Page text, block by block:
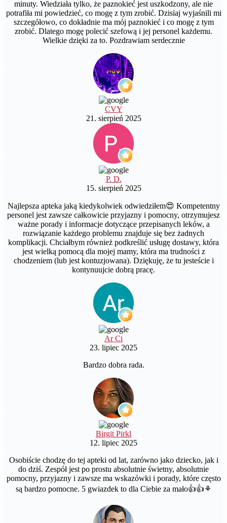
minuty. Wiedziała tylko, że paznokieć jest uszkodzony, ale nie
potrafiła mi powiedzieć, co mogę z tym zrobić. Dzisiaj wyjaśnili mi
szczegółowo, co dokładnie ma mój paznokieć i co mogę z tym
zrobić. Dlatego mogę polecić szefową i jej personel każdemu.
Wielkie dzięki za to. Pozdrawiam serdecznie
CVY
21. sierpień 2025
P. D.
15. sierpień 2025
Najlepsza apteka jaką kiedykolwiek odwiedziłem😍 Kompetentny
personel jest zawsze całkowicie przyjazny i pomocny, otrzymujesz
ważne porady i informacje dotyczące przepisanych leków, a
rozwiązanie każdego problemu znajduje się bez żadnych
komplikacji. Chciałbym również podkreślić usługę dostawy, która
jest wielką pomocą dla mojej mamy, która ma trudności z
chodzeniem (lub jest kontuzjowana). Dziękuję, że tu jesteście i
kontynuujcie dobrą pracę.
Ar Ci
23. lipiec 2025
Bardzo dobra rada.
Birgit Pirkl
12. lipiec 2025
Osobiście chodzę do tej apteki od lat, zarówno jako dziecko, jak i
do dziś. Zespół jest po prostu absolutnie świetny, absolutnie
pomocny, przyjazny i zawsze ma wskazówki i porady, które często
są bardzo pomocne. 5 gwiazdek to dla Ciebie za mało👍👍⚘️